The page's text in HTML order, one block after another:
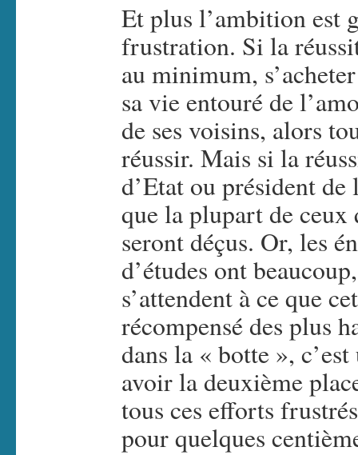
Et plus l’ambition est
frustration. Si la
au minimum,
sa vie entouré de
de ses voisins, alors
réussir. Mais si la
d’Etat ou président
que la plupart de
seront déçus. Or, les
d’études ont
s’attendent à ce que
récompensé des plus
dans la « botte »,
avoir la deuxième
tous ces efforts
pour quelques